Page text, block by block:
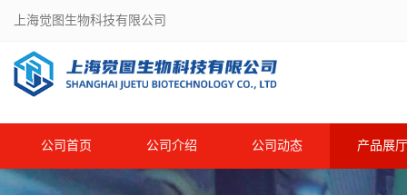
上海觉图生物科技有限公司
公司首页 公司介绍 公司动态 产品展厅